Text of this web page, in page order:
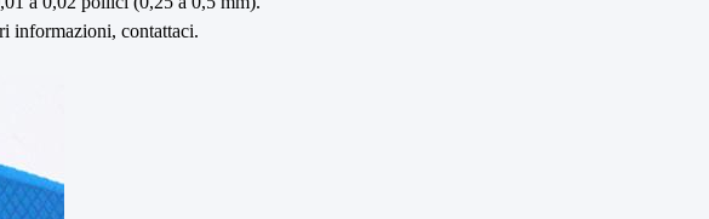
informazioni, contattaci.